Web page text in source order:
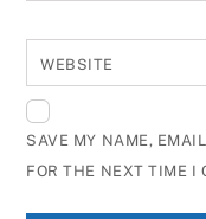
WEBSITE
SAVE MY NAME,
FOR THE NEXT TIME I